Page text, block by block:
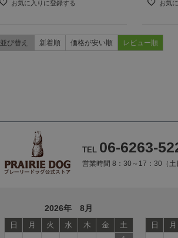
お気に入りに登録する お気
並び替え 新着順 価格が安い順 レビュー順
TEL 06-6263-
営業時間 8：30～17：30（土
2026年 8月
日 月 火 水 木 金
土
日 月